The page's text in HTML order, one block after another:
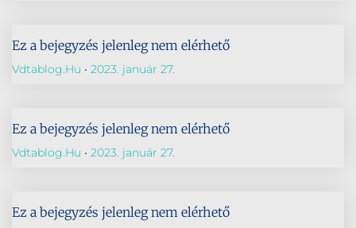
Ez a bejegyzés jelenleg nem elérhető
Vdtablog.hu 2023. január 27.
Ez a bejegyzés jelenleg nem elérhető
Vdtablog.hu 2023. január 27.
Ez a bejegyzés jelenleg nem elérhető